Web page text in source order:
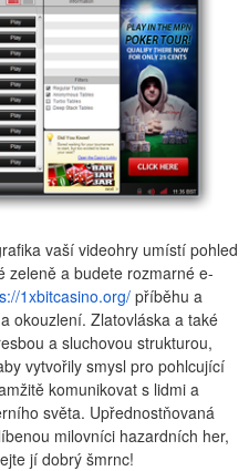
vaší videohry umístí pohled
zeleně a budete rozmarné e-
1xbitcasino.org/ příběhu a
okouzlení. Zlatovláska a také
a sluchovou strukturou,
vytvořily smysl pro pohlcující
komunikovat s lidmi a
světa. Upřednostňovaná
milovníci hazardních her,
jí dobrý šmrnc!